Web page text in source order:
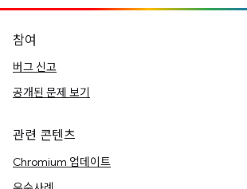
참여
버그 신고
공개된 문제 보기
관련 콘텐츠
Chromium 업데이트